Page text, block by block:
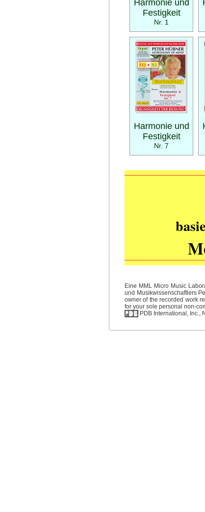
Harmonie und
Festigkeit
Nr. 1
Harmonie und
Festigkeit
Nr. 7
Eine MML Micro Music
und Musikwissenschaftlers
owner of the recorded work
for your sole personal non-
PDB International, Inc.,